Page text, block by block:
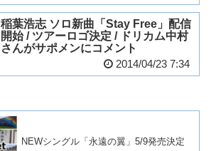
稲葉浩志 ソロ新曲「Stay Free」配信
開始 / ツアーロゴ決定 / ドリカム中村
さんがサポメンにコメント
2014/04/23 7:34
NEWシングル「永遠の翼」5/9発売決定